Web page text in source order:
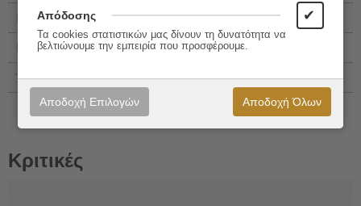
ISBN 13: 978-960-348-183-6
Εξώφυλλο: Μαλακό εξώφυλλο
Έτος Έκδοσης: 2023
Κριτικές
Απόδοσης ✔
Τα cookies στατιστικών μας δίνουν τη δυνατότητα να
βελτιώνουμε την εμπειρία που προσφέρουμε.
Αποδοχή Επιλογών Αποδοχή Όλων